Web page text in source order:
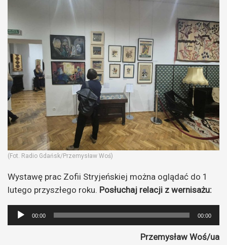
(Fot. Radio Gdańsk/Przemysław Woś)
Wystawę prac Zofii Stryjeńskiej można oglądać do 1
lutego przyszłego roku. Posłuchaj relacji z wernisażu:
Odtwarzacz
plików
00:00 00:00
Przemysław Woś/ua